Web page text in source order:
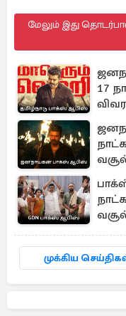
மேலும் இது
17
முக்கிய